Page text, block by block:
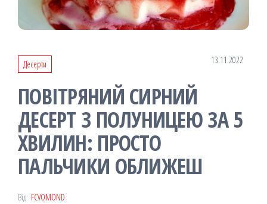
Десерти 13.11.2022
ПОВІТРЯНИЙ СИРНИЙ
ДЕСЕРТ З ПОЛУНИЦЕЮ ЗА 5
ХВИЛИН: ПРОСТО
ПАЛЬЧИКИ ОБЛИЖЕШ
Від FCVOMOND